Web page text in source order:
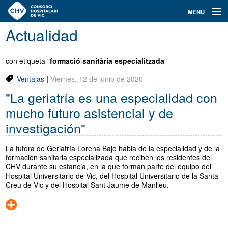
Navegación
principal
MENÚ
Actualidad
Conoce el Consorci
Especialidades
Oferta de plazas
Ser residente
Contacto
Buscador
Actualidad
con etiqueta "formació sanitària especialitzada"
Ventajas| Viernes, 12 de junio de 2020
"La geriatría es una especialidad con
mucho futuro asistencial y de
investigación"
La tutora de Geriatría Lorena Bajo habla de la especialidad y de la
formación sanitaria especializada que reciben los residentes del
CHV durante su estancia, en la que forman parte del equipo del
Hospital Universitario de Vic, del Hospital Universitario de la Santa
Creu de Vic y del Hospital Sant Jaume de Manlleu.